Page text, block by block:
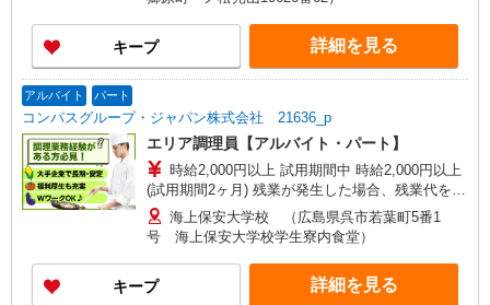
キープ 詳細を見る
アルバイト パート
コンパスグループ・ジャパン株式会社 21636_p
エリア調理員【アルバイト・パート】
時給2,000円以上 試用期間中 時給2,000円以上
(試用期間2ヶ月) 残業が発生した場合、残業代を1
分単位で別途支給します。
海上保安大学校 （広島県呉市若葉町5番1
号 海上保安大学校学生寮内食堂）
キープ 詳細を見る